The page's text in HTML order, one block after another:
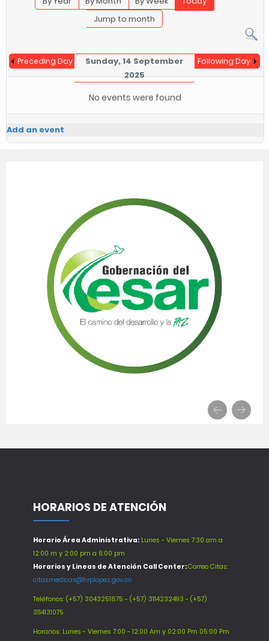
Jump to month
Preceding Day
Sunday, 14 September
2025
Following Day
No events were found
Add an event
HORARIOS DE ATENCIÓN
Horario Área Administrativa: Lunes - Viernes 7:30 am a
12:00 m y 2:00 pm a 6:00 pm
Horarios y Lineas de Atención Call Center:Correo Citas:
citasmedicas@hrplopez.gov.co
Teléfonos: (+57) 3043251875 - (+57) 3114232493 - (+57)
3114131075
Horarios: Lunes - Viernes 7:00 - 12:00 Am y 02:00 Pm 05:00 Pm